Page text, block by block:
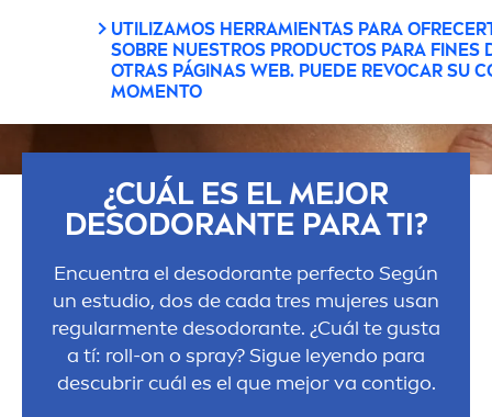
UTILIZAMOS HERRAMIENTAS PARA
SOBRE NUESTROS PRODUCTOS PARA
OTRAS PÁGINAS WEB. PUEDE REVOCAR SU
MOMENTO
¿CUÁL ES EL MEJOR
DESODORANTE PARA TI?
Encuentra el desodorante perfecto Según
un estudio, dos de cada tres mujeres usan
regularmente desodorante. ¿Cuál te gusta
a tí: roll-on o spray? Sigue leyendo para
descubrir cuál es el que mejor va contigo.